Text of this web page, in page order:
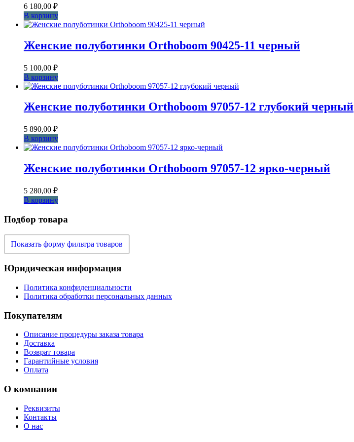
6 180,00 ₽
В корзину
Женские полуботинки Orthoboom 90425-11 черный
5 100,00 ₽
В корзину
Женские полуботинки Orthoboom 97057-12 глубокий черный
5 890,00 ₽
В корзину
Женские полуботинки Orthoboom 97057-12 ярко-черный
5 280,00 ₽
В корзину
Подбор товара
Показать форму фильтра товаров
Юридическая информация
Политика конфиденциальности
Политика обработки персональных данных
Покупателям
Описание процедуры заказа товара
Доставка
Возврат товара
Гарантийные условия
Оплата
О компании
Реквизиты
Контакты
О нас